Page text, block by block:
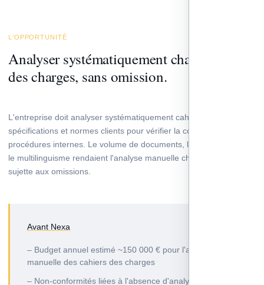
L'OPPORTUNITÉ
Analyser systématiquement chaque cahier
des charges, sans omission.
L'entreprise doit analyser systématiquement cahiers des charges,
spécifications et normes clients pour vérifier la conformité de ses
procédures internes. Le volume de documents, leur complexité et
le multilinguisme rendaient l'analyse manuelle chronophage et
sujette aux omissions.
Avant Nexa
– Budget annuel estimé ~150 000 € pour l'analyse
manuelle des cahiers des charges
– Non-conformités liées à l'absence d'analyse